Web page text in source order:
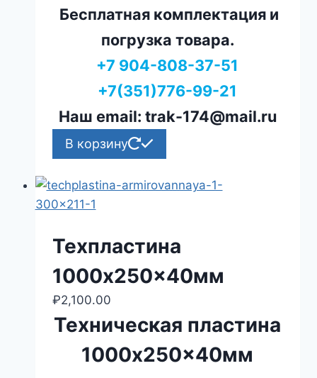
Бесплатная комплектация и
погрузка товара.
+7 904-808-37-51
+7(351)776-99-21
Наш email: trak-174@mail.ru
В корзину
Техпластина
1000x250x40мм
₽2,100.00
Техническая пластина
1000x250x40мм